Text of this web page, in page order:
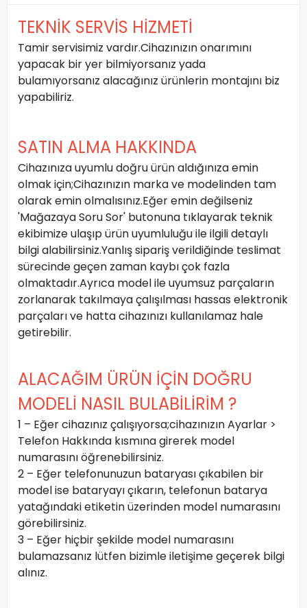
TEKNİK SERVİS HİZMETİ
Tamir servisimiz vardır.Cihazınızın onarımını
yapacak bir yer bilmiyorsanız yada
bulamıyorsanız alacağınız ürünlerin montajını biz
yapabiliriz.
SATIN ALMA HAKKINDA
Cihazınıza uyumlu doğru ürün aldığınıza emin
olmak için;Cihazınızın marka ve modelinden tam
olarak emin olmalısınız.Eğer emin değilseniz
'Mağazaya Soru Sor' butonuna tıklayarak teknik
ekibimize ulaşıp ürün uyumluluğu ile ilgili detaylı
bilgi alabilirsiniz.Yanlış sipariş verildiğinde teslimat
sürecinde geçen zaman kaybı çok fazla
olmaktadır.Ayrıca model ile uyumsuz parçaların
zorlanarak takılmaya çalışılması hassas elektronik
parçaları ve hatta cihazınızı kullanılamaz hale
getirebilir.
ALACAĞIM ÜRÜN İÇİN DOĞRU
MODELİ NASIL BULABİLİRİM ?
1 – Eğer cihazınız çalışıyorsa;cihazınızın Ayarlar >
Telefon Hakkında kısmına girerek model
numarasını öğrenebilirsiniz.
2 – Eğer telefonunuzun bataryası çıkabilen bir
model ise bataryayı çıkarın, telefonun batarya
yatağındaki etiketin üzerinden model numarasını
görebilirsiniz.
3 – Eğer hiçbir şekilde model numarasını
bulamazsanız lütfen bizimle iletişime geçerek bilgi
alınız.